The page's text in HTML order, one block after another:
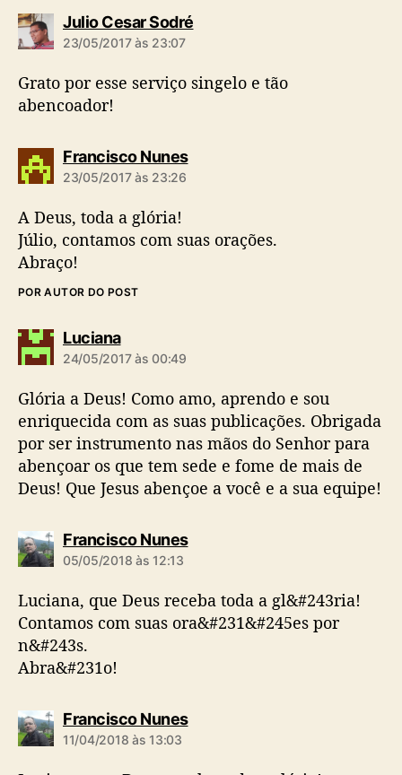
Julio Cesar Sodréd
23/05/2017 às 23:07
Grato por esse serviço singelo e tão
abencoador!
Francisco Nunesd
23/05/2017 às 23:26
A Deus, toda a glória!
Júlio, contamos com suas orações.
Abraço!
POR AUTOR DO POST
Lucianad
i
:
24/05/2017 às 00:49
Glória a Deus! Como amo, aprendo e sou
enriquecida com as suas publicações. Obrigada
por ser instrumento nas mãos do Senhor para
abençoar os que tem sede e fome de mais de
Deus! Que Jesus abençoe a você e a sua equipe!
Francisco Nunesd
05/05/2018 às 12:13
Luciana, que Deus receba toda a gl&#243ria!
Contamos com suas ora&#231&#245es por
n&#243s.
Abra&#231o!
Francisco Nunesd
11/04/2018 às 13:03